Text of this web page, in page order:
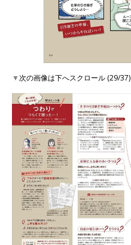
▼次の画像は下へスクロール (29/37)